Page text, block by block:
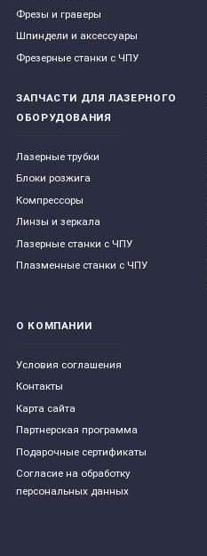
Фрезы и граверы
Шпиндели и аксессуары
Фрезерные станки с ЧПУ
ЗАПЧАСТИ ДЛЯ ЛАЗЕРНОГО
ОБОРУДОВАНИЯ
Лазерные трубки
Блоки розжига
Компрессоры
Линзы и зеркала
Лазерные станки с ЧПУ
Плазменные станки с ЧПУ
О КОМПАНИИ
Условия соглашения
Контакты
Карта сайта
Партнерская программа
Подарочные сертификаты
Согласие на обработку
персональных данных